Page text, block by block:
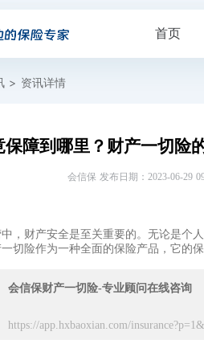
首页
> 资讯详情
保障到哪里？财产一切险
会信保 发布日期：2023-06-29
，财产安全是至关重要的。无论是个
切险作为一种全面的保险产品，它的
会信保财产一切险-专业顾问在线咨询